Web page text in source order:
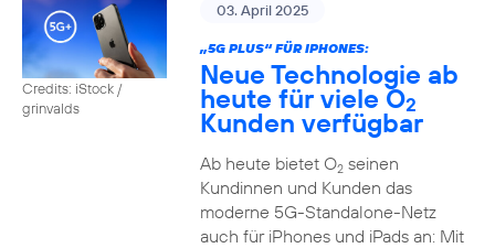
Credits: iStock /
grinvalds
03. April 2025
„5G PLUS“ FÜR IPHONES:
Neue Technologie ab
heute für viele O2
Kunden verfügbar
Ab heute bietet O2seinen
Kundinnen und Kunden das
moderne 5G-Standalone-Netz
auch für iPhones und iPads an: Mit